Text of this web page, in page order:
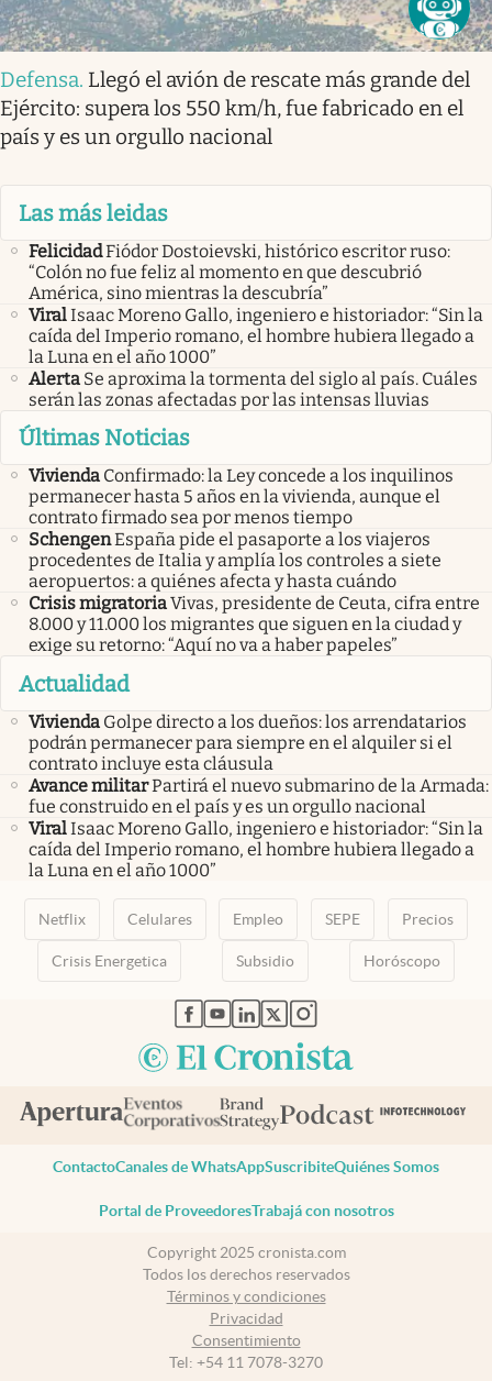
Defensa. Llegó el avión de rescate más grande del
Ejército: supera los 550 km/h, fue fabricado en el
país y es un orgullo nacional
Las más leidas
FelicidadFiódor Dostoievski, histórico escritor ruso:
“Colón no fue feliz al momento en que descubrió
América, sino mientras la descubría”
ViralIsaac Moreno Gallo, ingeniero e historiador: “Sin la
caída del Imperio romano, el hombre hubiera llegado a
la Luna en el año 1000”
Alerta Se aproxima la tormenta del siglo al país. Cuáles
serán las zonas afectadas por las intensas lluvias
Últimas Noticias
Vivienda Confirmado: la Ley concede a los inquilinos
permanecer hasta 5 años en la vivienda, aunque el
contrato firmado sea por menos tiempo
SchengenEspaña pide el pasaporte a los viajeros
procedentes de Italia y amplía los controles a siete
aeropuertos: a quiénes afecta y hasta cuándo
Crisis migratoriaVivas, presidente de Ceuta, cifra entre
8.000 y 11.000 los migrantes que siguen en la ciudad y
exige su retorno: “Aquí no va a haber papeles”
Actualidad
Vivienda Golpe directo a los dueños: los arrendatarios
podrán permanecer para siempre en el alquiler si el
contrato incluye esta cláusula
Avance militarPartirá el nuevo submarino de la Armada:
fue construido en el país y es un orgullo nacional
ViralIsaac Moreno Gallo, ingeniero e historiador: “Sin la
caída del Imperio romano, el hombre hubiera llegado a
la Luna en el año 1000”
Netflix Celulares Empleo SEPE Precios
Crisis Energetica Subsidio Horóscopo
abre en nueva pestaña
abre en nueva pestaña
abre en nueva pestaña
abre en nueva pestaña
abre en nueva pestaña
ContactoCanales de WhatsAppSuscribiteQuiénes Somos
Portal de ProveedoresTrabajá con nosotros
Copyright 2025 cronista.com
Todos los derechos reservados
Términos y condiciones
Privacidad
Consentimiento
Tel: +54 11 7078-3270